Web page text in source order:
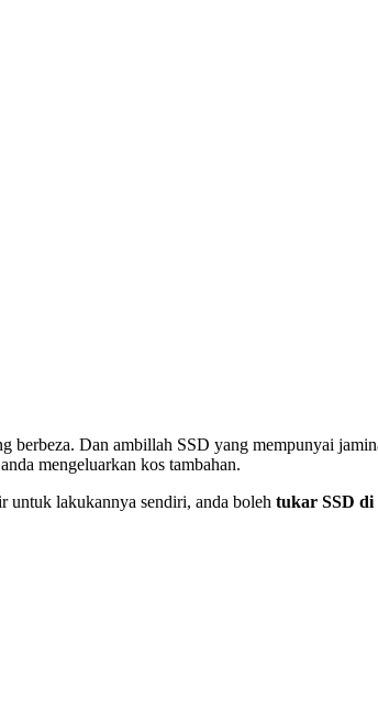
Dan ambillah SSD yang mempunyai
mengeluarkan kos tambahan.
untuk lakukannya sendiri, anda boleh tukar SSD